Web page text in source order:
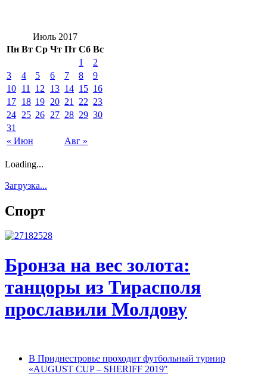
Июль 2017
Пн Вт Ср Чт Пт Сб Вс
« Июн Авг »
1
2
3
4 5 6 7 8
9
10 11 12 13 14 15 16
17 18 19 20 21 22 23
24 25 26 27 28 29 30
31
Loading...
Загрузка...
Спорт
Бронза на вес золота:
танцоры из Тирасполя
прославили Молдову
В Приднестровье проходит футбольный турнир
«AUGUST CUP – SHERIFF 2019″